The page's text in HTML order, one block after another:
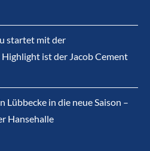
startet mit der
ist der Jacob Cement
Lübbecke in die neue Saison –
Hansehalle